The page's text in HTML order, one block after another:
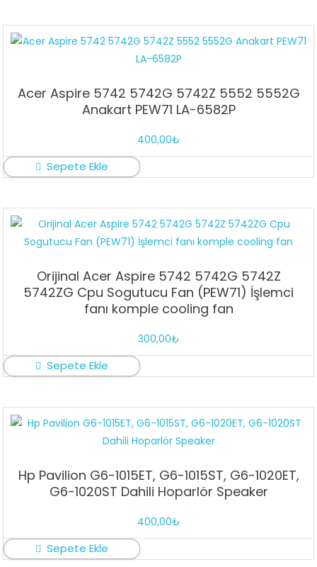
Acer Aspire 5742 5742G 5742Z 5552 5552G
Anakart PEW71 LA-6582P
400,00₺
Sepete Ekle
Orijinal Acer Aspire 5742 5742G 5742Z
5742ZG Cpu Sogutucu Fan (PEW71) İşlemci
fanı komple cooling fan
300,00₺
Sepete Ekle
Hp Pavilion G6-1015ET, G6-1015ST, G6-1020ET,
G6-1020ST Dahili Hoparlör Speaker
400,00₺
Sepete Ekle